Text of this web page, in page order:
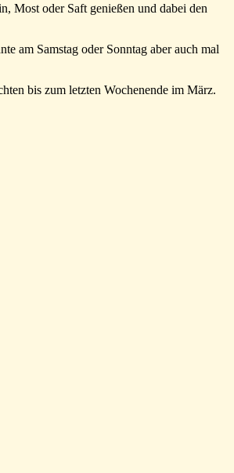
Most oder Saft genießen und dabei den
am Samstag oder Sonntag aber auch mal
bis zum letzten Wochenende im März.